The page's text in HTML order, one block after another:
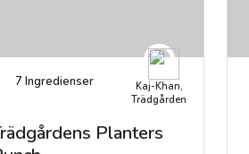
7 Ingredienser
Planters
Kaj-Khan,
Trädgården